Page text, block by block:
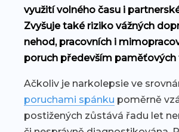
využití volného času i
Zvyšuje také riziko vážných
nehod, pracovních i
poruch především paměťových
Ačkoliv je narkolepsie ve
poruchami spánku poměrně
postižených zůstává řadu let